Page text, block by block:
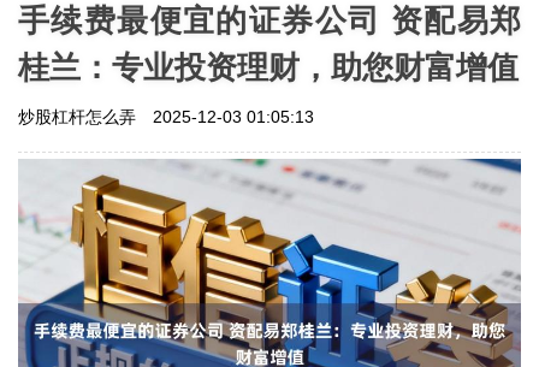
手续费最便宜的证券公司 资配易郑
桂兰：专业投资理财，助您财富增值
炒股杠杆怎么弄 2025-12-03 01:05:13